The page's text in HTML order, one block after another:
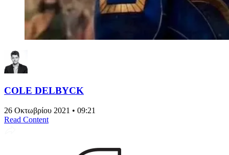
COLE DELBYCK
26 Οκτωβρίου 2021 • 09:21
Read Content